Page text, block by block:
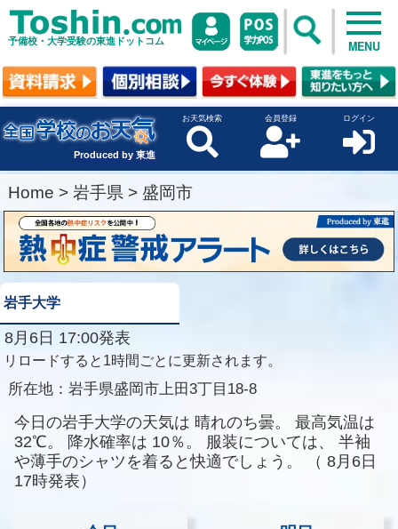
予備校・大学受験の東進ドットコム MENU
Produced by 東進
お天気検索 会員登録 ログイン
Home > 岩手県 > 盛岡市
岩手大学
8月6日 17:00発表
リロードすると1時間ごとに更新されます。
所在地： 岩手県盛岡市上田3丁目18-8
今日の岩手大学の天気は 晴れのち曇。
最高気温は
32℃。
降水確率は 10％。 服装については、
半袖
や薄手のシャツを着ると快適でしょう。
（ 8月6日
17時発表）